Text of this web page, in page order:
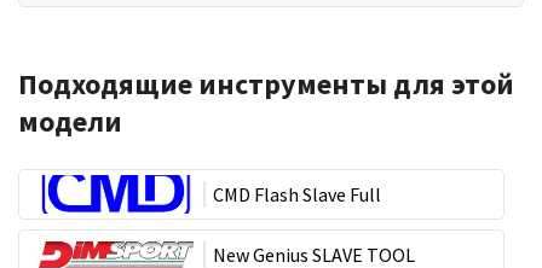
Подходящие инструменты для этой
модели
CMD Flash Slave Full
New Genius SLAVE TOOL